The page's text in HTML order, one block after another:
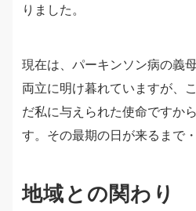
りました。
現在は、パーキンソン病の義
両立に明け暮れていますが、
だ私に与えられた使命ですか
す。その最期の日が来るまで
地域との関わり